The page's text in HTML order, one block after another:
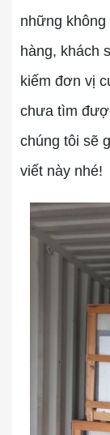
những
hàng, khách
kiếm đơn vị
chưa tìm
chúng tôi sẽ
viết này nhé!